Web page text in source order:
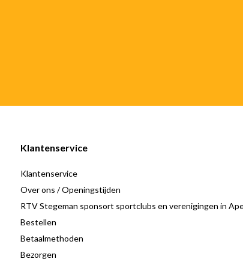
Klantenservice
Klantenservice
Over ons / Openingstijden
RTV Stegeman sponsort sportclubs en verenigingen in
Bestellen
Betaalmethoden
Bezorgen